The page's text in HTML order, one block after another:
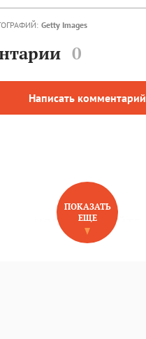
Getty Images
0
Написать комментарий
НОВОЕ НА САЙТЕ
ПОКАЗАТЬ
ЕЩЕ